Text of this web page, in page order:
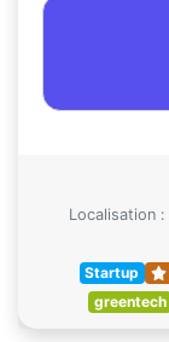
Localisation :
Startup
greentech